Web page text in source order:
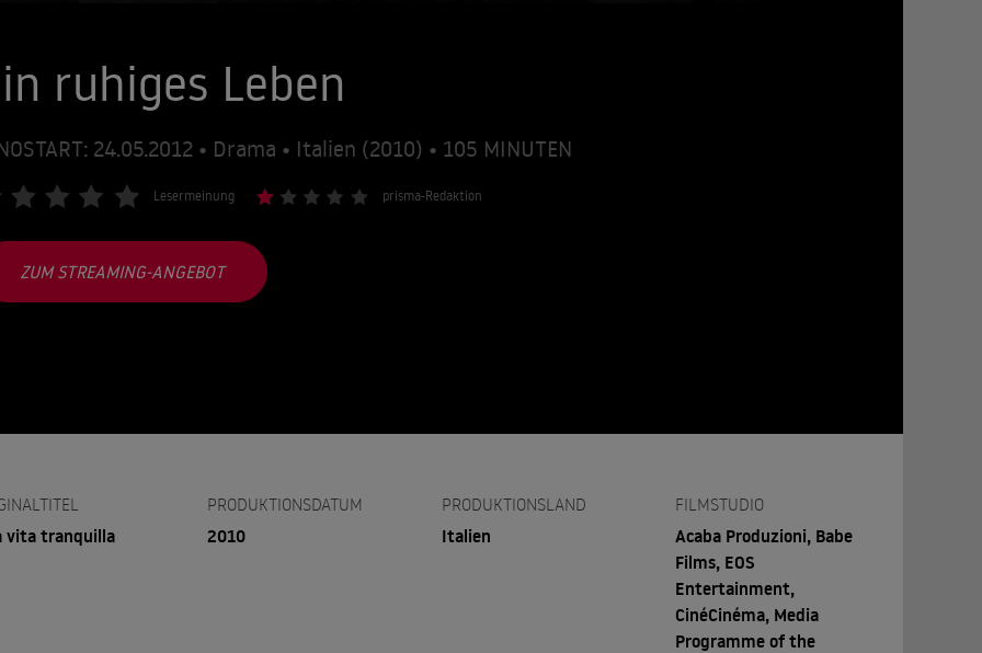
ruhiges Leben
24.05.2012 • Drama • Italien (2010) • 105 MINUTEN
Lesermeinung prisma-Redaktion
ZUM STREAMING-ANGEBOT
vita tranquilla
PRODUKTIONSDATUM
2010
PRODUKTIONSLAND
Italien
FILMSTUDIO
Acaba Produzioni, Babe
Films, EOS
Entertainment,
CinéCinéma, Media
Programme of the